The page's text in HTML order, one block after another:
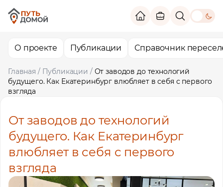
theme
О проекте Публикации Справочник
Главная / Публикации / От заводов до технологий
будущего. Как Екатеринбург влюбляет в себя с первого
взгляда
От заводов до технологий
будущего. Как Екатеринбург
влюбляет в себя с первого
взгляда